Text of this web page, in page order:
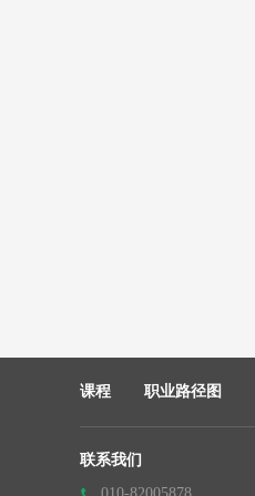
课程 职业路径图
联系我们